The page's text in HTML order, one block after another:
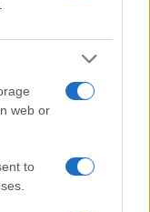
web or
to